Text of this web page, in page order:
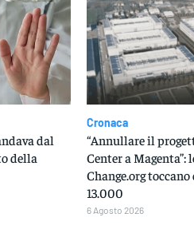
dal
della
Cronaca
“Annullare il
Center a Magenta”:
Change.org toccano
13.000
6 Agosto 2026